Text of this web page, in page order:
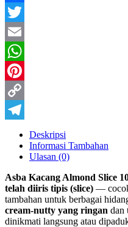
Facebook
Twitter
Email
WhatsApp
Pinterest
Copy
Telegram
Deskripsi
Informasi Tambahan
Ulasan (0)
Asba Kacang Almond Slice
telah diiris tipis (slice) —
tambahan untuk berbagai
cream-nutty yang ringan dan
dinikmati langsung atau